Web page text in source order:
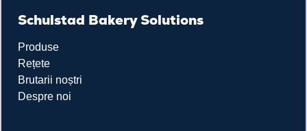
Schulstad Bakery Solutions
Produse
Rețete
Brutarii noștri
Despre noi